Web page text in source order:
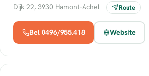
Dijk 22, 3930 Hamont-Achel Route
Bel 0496/955.418 Website